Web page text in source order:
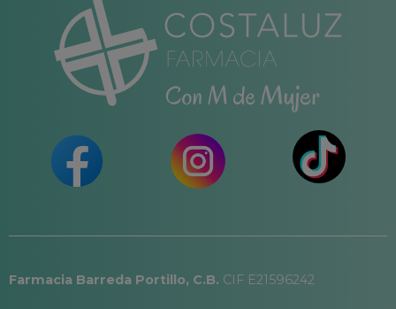
Farmacia Barreda Portillo, C.B. CIF E21596242